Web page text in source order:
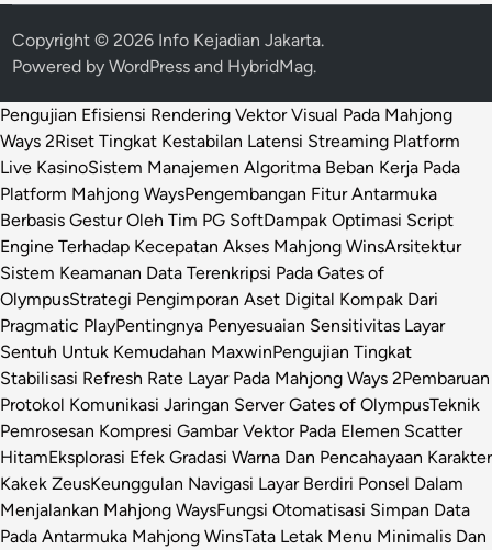
Copyright © 2026 Info Kejadian Jakarta.
Powered byWordPress and HybridMag.
Pengujian Efisiensi Rendering Vektor Visual Pada Mahjong
Ways 2Riset Tingkat Kestabilan Latensi Streaming Platform
Live KasinoSistem Manajemen Algoritma Beban Kerja Pada
Platform Mahjong WaysPengembangan Fitur Antarmuka
Berbasis Gestur Oleh Tim PG SoftDampak Optimasi Script
Engine Terhadap Kecepatan Akses Mahjong WinsArsitektur
Sistem Keamanan Data Terenkripsi Pada Gates of
OlympusStrategi Pengimporan Aset Digital Kompak Dari
Pragmatic PlayPentingnya Penyesuaian Sensitivitas Layar
Sentuh Untuk Kemudahan MaxwinPengujian Tingkat
Stabilisasi Refresh Rate Layar Pada Mahjong Ways 2Pembaruan
Protokol Komunikasi Jaringan Server Gates of OlympusTeknik
Pemrosesan Kompresi Gambar Vektor Pada Elemen Scatter
HitamEksplorasi Efek Gradasi Warna Dan Pencahayaan Karakter
Kakek ZeusKeunggulan Navigasi Layar Berdiri Ponsel Dalam
Menjalankan Mahjong WaysFungsi Otomatisasi Simpan Data
Pada Antarmuka Mahjong WinsTata Letak Menu Minimalis Dan